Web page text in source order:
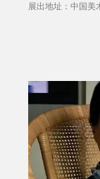
展出地址：中国美